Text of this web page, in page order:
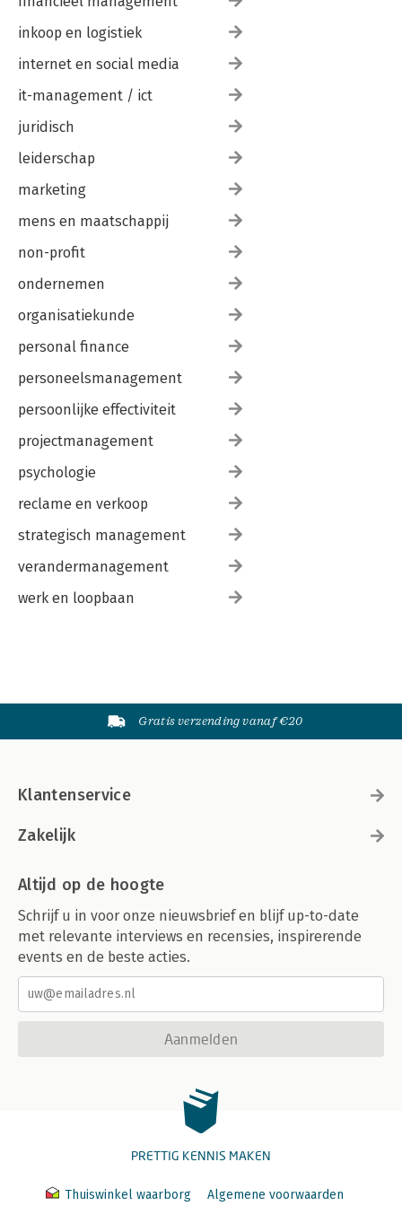
inkoop en logistiek
internet en social media
it-management / ict
juridisch
leiderschap
marketing
mens en maatschappij
non-profit
ondernemen
organisatiekunde
personal finance
personeelsmanagement
persoonlijke effectiviteit
projectmanagement
psychologie
reclame en verkoop
strategisch management
verandermanagement
werk en loopbaan
Gratis verzending vanaf €20
Klantenservice
Zakelijk
Altijd op de hoogte
Schrijf u in voor onze nieuwsbrief en blijf up-to-date
met relevante interviews en recensies, inspirerende
events en de beste acties.
Aanmelden
PRETTIG KENNIS MAKEN
Thuiswinkel waarborg Algemene voorwaarden